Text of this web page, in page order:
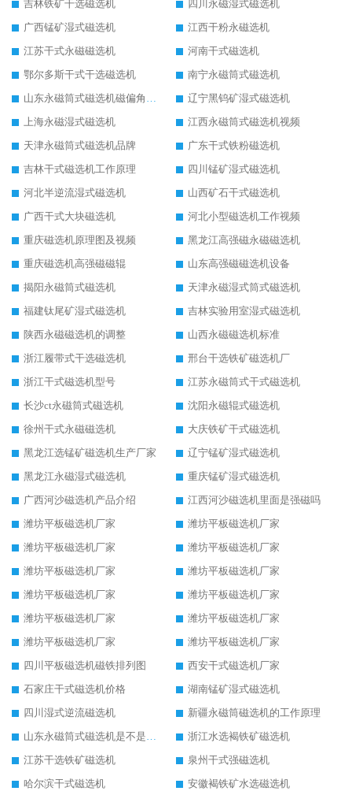
吉林铁矿干选磁选机
四川永磁湿式磁选机
广西锰矿湿式磁选机
江西干粉永磁选机
江苏干式永磁磁选机
河南干式磁选机
鄂尔多斯干式干选磁选机
南宁永磁筒式磁选机
山东永磁筒式磁选机磁偏角怎么调整
辽宁黑钨矿湿式磁选机
上海永磁湿式磁选机
江西永磁筒式磁选机视频
天津永磁筒式磁选机品牌
广东干式铁粉磁选机
吉林干式磁选机工作原理
四川锰矿湿式磁选机
河北半逆流湿式磁选机
山西矿石干式磁选机
广西干式大块磁选机
河北小型磁选机工作视频
重庆磁选机原理图及视频
黑龙江高强磁永磁磁选机
重庆磁选机高强磁磁辊
山东高强磁磁选机设备
揭阳永磁筒式磁选机
天津永磁湿式筒式磁选机
福建钛尾矿湿式磁选机
吉林实验用室湿式磁选机
陕西永磁磁选机的调整
山西永磁磁选机标准
浙江履带式干选磁选机
邢台干选铁矿磁选机厂
浙江干式磁选机型号
江苏永磁筒式干式磁选机
长沙ct永磁筒式磁选机
沈阳永磁辊式磁选机
徐州干式永磁磁选机
大庆铁矿干式磁选机
黑龙江选锰矿磁选机生产厂家
辽宁锰矿湿式磁选机
黑龙江永磁湿式磁选机
重庆锰矿湿式磁选机
广西河沙磁选机产品介绍
江西河沙磁选机里面是强磁吗
潍坊平板磁选机厂家
潍坊平板磁选机厂家
潍坊平板磁选机厂家
潍坊平板磁选机厂家
潍坊平板磁选机厂家
潍坊平板磁选机厂家
潍坊平板磁选机厂家
潍坊平板磁选机厂家
潍坊平板磁选机厂家
潍坊平板磁选机厂家
潍坊平板磁选机厂家
潍坊平板磁选机厂家
四川平板磁选机磁铁排列图
西安干式磁选机厂家
石家庄干式磁选机价格
湖南锰矿湿式磁选机
四川湿式逆流磁选机
新疆永磁筒磁选机的工作原理
山东永磁筒式磁选机是不是强磁
浙江水选褐铁矿磁选机
江苏干选铁矿磁选机
泉州干式强磁选机
哈尔滨干式磁选机
安徽褐铁矿水选磁选机